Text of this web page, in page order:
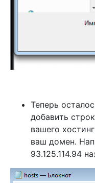
Теперь
добавить
вашего
ваш домен.
93.125.114.94